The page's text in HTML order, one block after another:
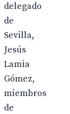
delegado
de
Sevilla,
Jesús
Lamia
Gómez,
miembros
de